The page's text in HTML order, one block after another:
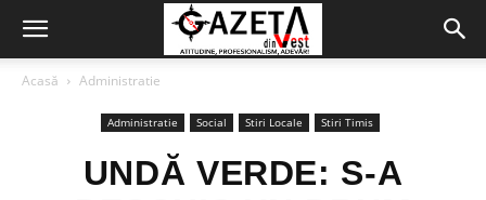
Acasă Administratie
Administratie Social Stiri Locale Stiri Timis
UNDĂ VERDE: S-A